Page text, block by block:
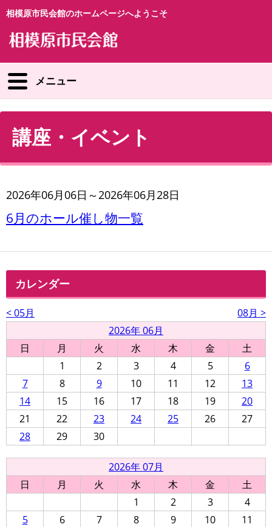
相模原市民会館のホームページへようこそ
メニュー
講座・イベント
2026年06月06日～2026年06月28日
6月のホール催し物一覧
カレンダー
< 05月
08月 >
2026年 06月
日
月 火 水 木 金
土
1
2 3 4 5
6
7
8 9 10 11 12
13
14
15 16 17 18 19
20
21
22 23 24 25 26
27
28
29 30
2026年 07月
日
月 火 水 木 金
土
1
2 3
4
5
6 7 8 9 10
11